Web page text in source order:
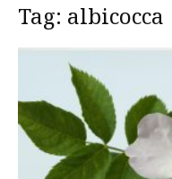
Tag: albicocca